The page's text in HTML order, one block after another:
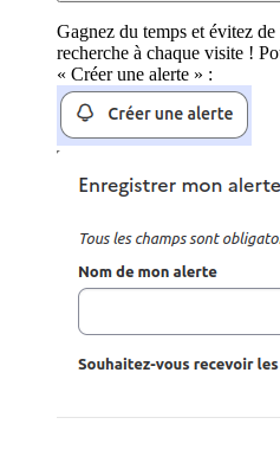
Gagnez du temps et évitez
recherche à chaque visite !
« Créer une alerte » :